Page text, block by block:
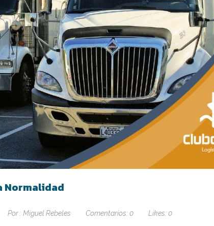
Normalidad
Por : Miguel Rebeles Comentarios: 0 Likes: 0